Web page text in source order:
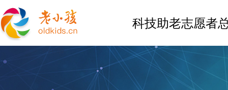
科技助老志愿者